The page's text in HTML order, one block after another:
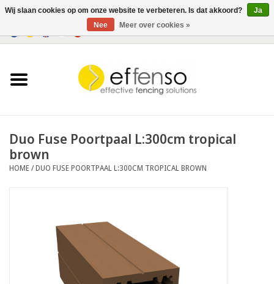
Verlichting
Duo Fuse Poortpaal L:300cm tropical
brown
HOME /DUO FUSE POORTPAAL L:300CM TROPICAL BROWN
Wij slaan cookies op om onze website te verbeteren. Is dat akkoord?
Ja
Nee
Meer over cookies »